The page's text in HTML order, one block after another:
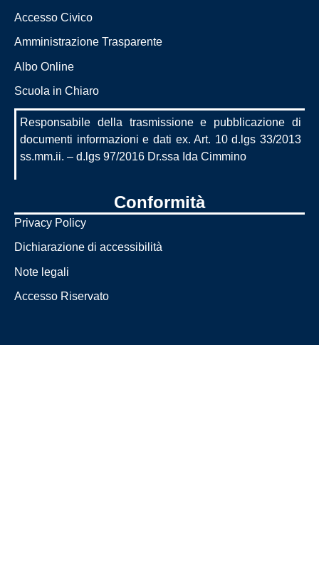
Accesso Civico
Amministrazione Trasparente
Albo Online
Scuola in Chiaro
Responsabile della trasmissione e pubblicazione di
documenti informazioni e dati ex. Art. 10 d.lgs 33/2013
ss.mm.ii. – d.lgs 97/2016 Dr.ssa Ida Cimmino
Conformità
Privacy Policy
Dichiarazione di accessibilità
Note legali
Accesso Riservato